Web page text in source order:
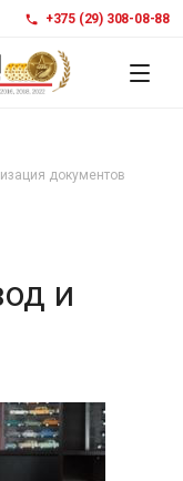
+375 (29) 308-08-88
документов
и